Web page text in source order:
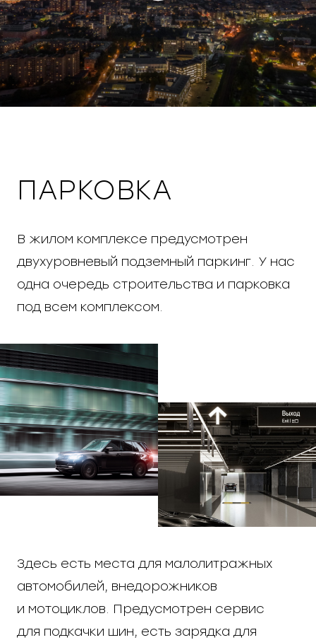
ПАРКОВКА
В жилом комплексе предусмотрен
двухуровневый подземный паркинг. У нас
одна очередь строительства и парковка
под всем комплексом.
Здесь есть места для малолитражных
автомобилей, внедорожников
и мотоциклов. Предусмотрен сервис
для подкачки шин, есть зарядка для